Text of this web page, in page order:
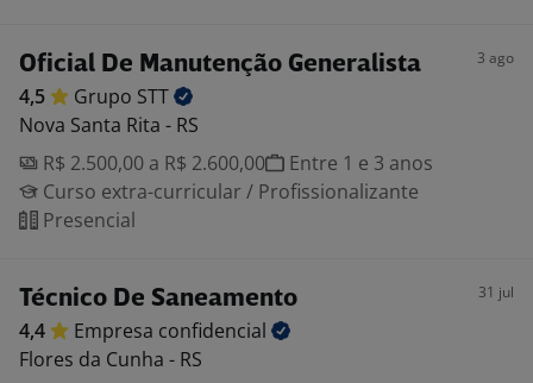
Oficial De Manutenção Generalista 3 ago
4,5 Grupo STT
Nova Santa Rita - RS
R$ 2.500,00 a R$ 2.600,00
Entre 1 e 3 anos
Curso extra-curricular / Profissionalizante
Presencial
Técnico De Saneamento 31 jul
4,4 Empresa confidencial
Flores da Cunha - RS